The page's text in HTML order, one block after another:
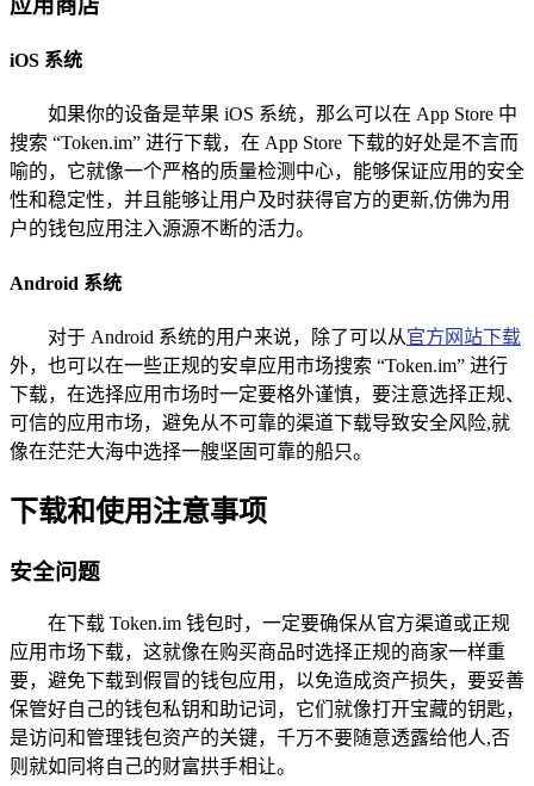
应用商店
iOS 系统
如果你的设备是苹果 iOS 系统，那么可以在 App Store 中
搜索 “Token.im” 进行下载，在 App Store 下载的好处是不言而
喻的，它就像一个严格的质量检测中心，能够保证应用的安全
性和稳定性，并且能够让用户及时获得官方的更新,仿佛为用
户的钱包应用注入源源不断的活力。
Android 系统
对于 Android 系统的用户来说，除了可以从官方网站下载
外，也可以在一些正规的安卓应用市场搜索 “Token.im” 进行
下载，在选择应用市场时一定要格外谨慎，要注意选择正规、
可信的应用市场，避免从不可靠的渠道下载导致安全风险,就
像在茫茫大海中选择一艘坚固可靠的船只。
下载和使用注意事项
安全问题
在下载 Token.im 钱包时，一定要确保从官方渠道或正规
应用市场下载，这就像在购买商品时选择正规的商家一样重
要，避免下载到假冒的钱包应用，以免造成资产损失，要妥善
保管好自己的钱包私钥和助记词，它们就像打开宝藏的钥匙，
是访问和管理钱包资产的关键，千万不要随意透露给他人,否
则就如同将自己的财富拱手相让。